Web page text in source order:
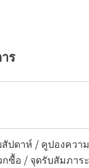
ร
สัปดาห์ / คูปองคว
ซื้อ / จุดรับสัมภาร